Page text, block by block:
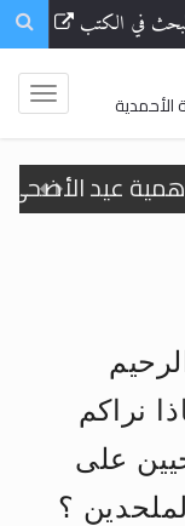
في الكتب
الأحمدية
عيد
>> المزيد
>> المزيد
على حقيقة
نراكم
على
؟